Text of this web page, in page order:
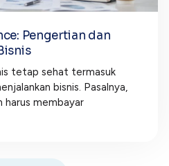
Pengertian dan
tetap sehat termasuk
bisnis. Pasalnya,
harus membayar